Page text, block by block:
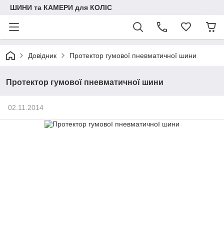
ШИНИ та КАМЕРИ для КОЛІС
Довідник Протектор гумової пневматичної шини
Протектор гумової пневматичної шини
02.11.2014